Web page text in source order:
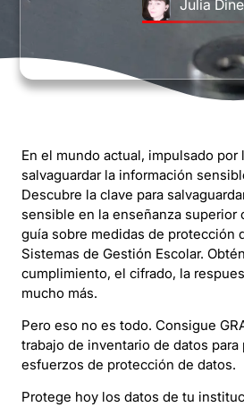
Julia
En el mundo actual, impulsado por
salvaguardar la información
Descubre la clave para
sensible en la enseñanza superior
guía sobre medidas de protección
Sistemas de Gestión Escolar.
cumplimiento, el cifrado, la
mucho más.
Pero eso no es todo. Consigue
trabajo de inventario de datos para
esfuerzos de protección de datos.
Protege hoy los datos de tu